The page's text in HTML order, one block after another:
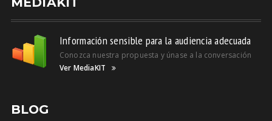
Información sensible para la audiencia adecuada
Conozca nuestra propuesta y únase a la conversación
Ver MediaKIT
BLOG